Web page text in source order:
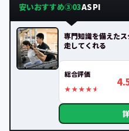
安いおすすめ③03ASPI
専門知識を備えた
走してくれる
総合評価